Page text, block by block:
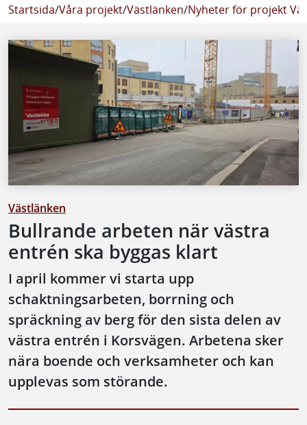
Startsida/Våra projekt/Västlänken/Nyheter för projekt
Västlänken
Bullrande arbeten när västra
entrén ska byggas klart
I april kommer vi starta upp
schaktningsarbeten, borrning och
spräckning av berg för den sista delen av
västra entrén i Korsvägen. Arbetena sker
nära boende och verksamheter och kan
upplevas som störande.